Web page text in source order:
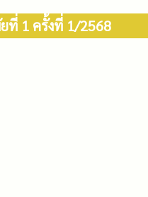
ที่ 1 ครั้งที่ 1/2568